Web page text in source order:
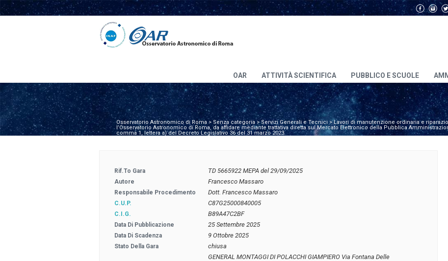
OAR ATTIVITÀ SCIENTIFICA PUBBLICO E SCUOLE
Osservatorio Astronomico di Roma> Senza categoria>Servizi Generali e Tecnici >Lavori di manutenzione ordinaria e
l’Osservatorio Astronomico di Roma, da affidare mediante trattativa diretta sul Mercato Elettronico della Pubblica
comma 1, lettera a) del Decreto Legislativo 36 del 31 marzo 2023.
Rif.to Gara TD 5665922 MEPA del 29/09/2025
Autore Francesco Massaro
Responsabile Procedimento Dott. Francesco Massaro
C.U.P. C87G25000840005
C.I.G. B89A47C2BF
Data Di Pubblicazione 25 Settembre 2025
Data Di Scadenza 9 Ottobre 2025
Stato Della Gara chiusa
GENERAL MONTAGGI DI POLACCHI GIAMPIERO Via Fontana Delle